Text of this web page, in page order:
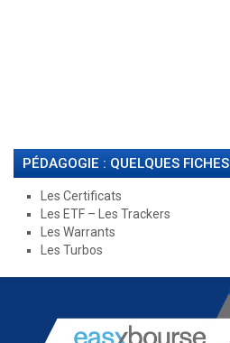
PÉDAGOGIE : QUELQUES FICHES
Les Certificats
Les ETF – Les Trackers
Les Warrants
Les Turbos